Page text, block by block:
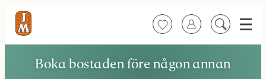
FavoriterLogga in
Sök
Meny
Boka bostaden före någon annan